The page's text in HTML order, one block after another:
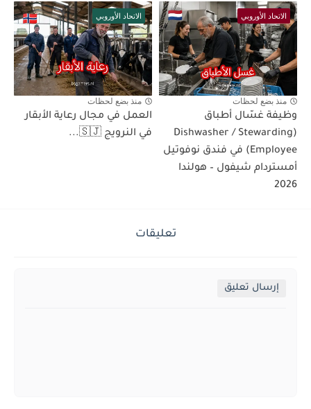
الاتحاد الأوروبي
منذ بضع لحظات
وظيفة غسّال أطباق
(Dishwasher / Stewarding
Employee) في فندق نوفوتيل
أمستردام شيفول – هولندا
2026
الاتحاد الأوروبي
منذ بضع لحظات
العمل في مجال رعاية الأبقار
في النرويج 🇸🇯...
تعليقات
إرسال تعليق